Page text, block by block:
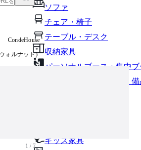
ソファ
チェア・椅子
テーブル・デスク
収納家具
パーソナルブース・集中
オフィスアクセサリー・
キッズ家具
加
URLを貼り付けて、カートに追加できます
CondeHouse
ォルナット)
1 / 7